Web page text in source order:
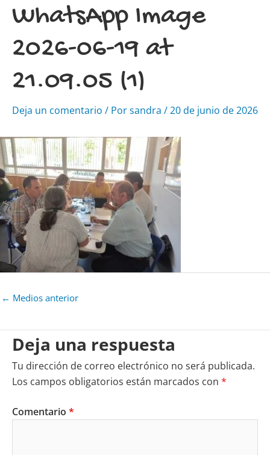
WhatsApp Image
2026-06-19 at
21.09.05 (1)
Deja un comentario / Porsandra /20 de junio de 2026
← Medios anterior
Deja una respuesta
Tu dirección de correo electrónico no será publicada.
Los campos obligatorios están marcados con *
Comentario *